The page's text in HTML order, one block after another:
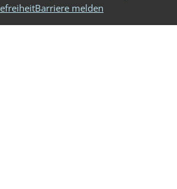
Barriere melden